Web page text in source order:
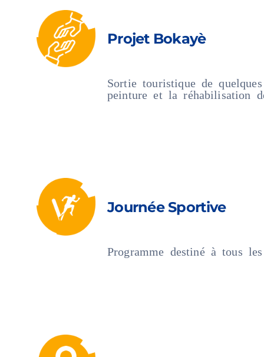
Projet Bokayè
Sortie touristique de
peinture et la réhabilisation
Journée Sportive
Programme destiné à tous